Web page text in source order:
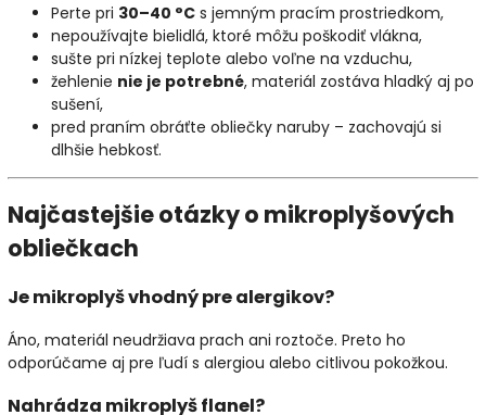
Perte pri 30–40 °C s jemným pracím prostriedkom,
nepoužívajte bielidlá, ktoré môžu poškodiť vlákna,
sušte pri nízkej teplote alebo voľne na vzduchu,
žehlenie nie je potrebné, materiál zostáva hladký aj po
sušení,
pred praním obráťte obliečky naruby – zachovajú si
dlhšie hebkosť.
Najčastejšie otázky o mikroplyšových
obliečkach
Je mikroplyš vhodný pre alergikov?
Áno, materiál neudržiava prach ani roztoče. Preto ho
odporúčame aj pre ľudí s alergiou alebo citlivou pokožkou.
Nahrádza mikroplyš flanel?